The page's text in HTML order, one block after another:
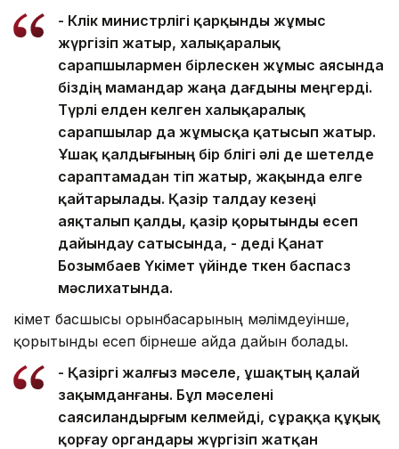
- Көлік министрлігі қарқынды жұмыс
жүргізіп жатыр, халықаралық
сарапшылармен бірлескен жұмыс аясында
біздің мамандар жаңа дағдыны меңгерді.
Түрлі елден келген халықаралық
сарапшылар да жұмысқа қатысып жатыр.
Ұшақ қалдығының бір бөлігі әлі де шетелде
сараптамадан өтіп жатыр, жақында елге
қайтарылады. Қазір талдау кезеңі
аяқталып қалды, қазір қорытынды есеп
дайындау сатысында, - деді Қанат
Бозымбаев Үкімет үйінде өткен баспасөз
мәслихатында.
Үкімет басшысы орынбасарының мәлімдеуінше,
қорытынды есеп бірнеше айда дайын болады.
- Қазіргі жалғыз мәселе, ұшақтың қалай
зақымданғаны. Бұл мәселені
саясиландырғым келмейді, сұраққа құқық
қорғау органдары жүргізіп жатқан